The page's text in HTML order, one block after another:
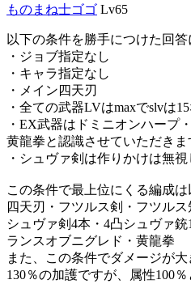
ものまね士ゴゴ Lv65
以下の条件を勝手につけた回答
・ジョブ指定なし
・キャラ指定なし
・メイン四天刃
・全ての武器LVはmaxでslvは
・EX武器はドミニオンハープ
黄龍拳と認識させていただきま
・シュヴァ剣は作りかけは無視
この条件で最上位にくる編成は
四天刃・フツルス剣・フツルス
シュヴァ剣4本・4凸シュヴァ銃
ランスオブニグレド・黄龍拳
また、この条件でダメージが
130％の加護ですが、属性100